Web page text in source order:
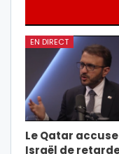
EN DIRECT
Le Qatar accuse
Israël de